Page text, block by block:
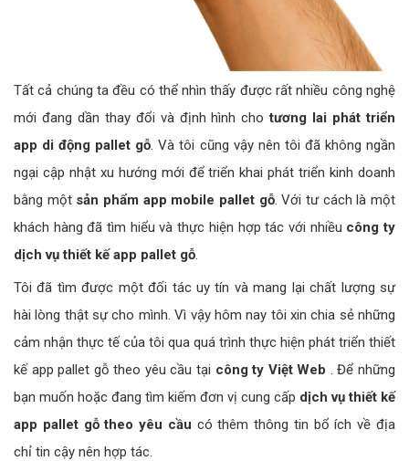
Tất cả chúng ta đều có thể nhìn thấy được rất nhiều công nghệ
mới đang dần thay đổi và định hình chotương lai phát triển
app di động pallet gỗ . Và tôi cũng vậy nên tôi đã không ngần
ngại cập nhật xu hướng mới để triển khai phát triển kinh doanh
bằng một sản phẩm app mobile pallet gỗ. Với tư cách là một
khách hàng đã tìm hiểu và thực hiện hợp tác với nhiều công ty
dịch vụ thiết kế app pallet gỗ
Tôi đã tìm được một đối tác uy tín và mang lại chất lượng sự
hài lòng thật sự cho mình. Vì vậy hôm nay tôi xin chia sẻ những
cảm nhận thực tế của tôi qua quá trình thực hiện phát triển thiết
kế app pallet gỗ theo yêu cầu tại công ty Việt Web . Để những
bạn muốn hoặc đang tìm kiếm đơn vị cung cấp dịch vụ thiết kế
app pallet gỗ theo yêu cầu có thêm thông tin bổ ích về địa
chỉ tin cậy nên hợp tác.